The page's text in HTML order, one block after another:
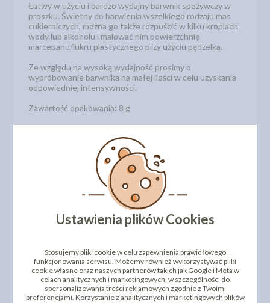
Łatwy w użyciu i bardzo wydajny barwnik spożywczy w
proszku. Świetny do barwienia wszelkiego rodzaju mas
cukierniczych, można go także rozpuścić w kilku kroplach
wody lub alkoholu i malować nim powierzchnię
marcepanu/lukru plastycznego przy użyciu pędzelka.
Ze względu na wysoką wydajność prosimy o
wypróbowanie barwnika na małej ilości w celu uzyskania
odpowiedniej intensywności.
Zawartość opakowania: 8 g
Numer katalogowy: 5050822
W naszym asortymencie posiadamy szeroką gamę
barwników w proszku . Polecamy również inne kolory!
DODAJ SWOJĄ OPINIĘ
PRODUKTY PODOBNE
INNI KLIENCI KUPILI TEŻ
Ustawienia plików Cookies
Stosujemy pliki cookie w celu zapewnienia prawidłowego
funkcjonowania serwisu. Możemy również wykorzystywać pliki
cookie własne oraz naszych partnerów takich jak Google i Meta w
celach analitycznych i marketingowych, w szczególności do
spersonalizowania treści reklamowych zgodnie z Twoimi
preferencjami. Korzystanie z analitycznych i marketingowych plików